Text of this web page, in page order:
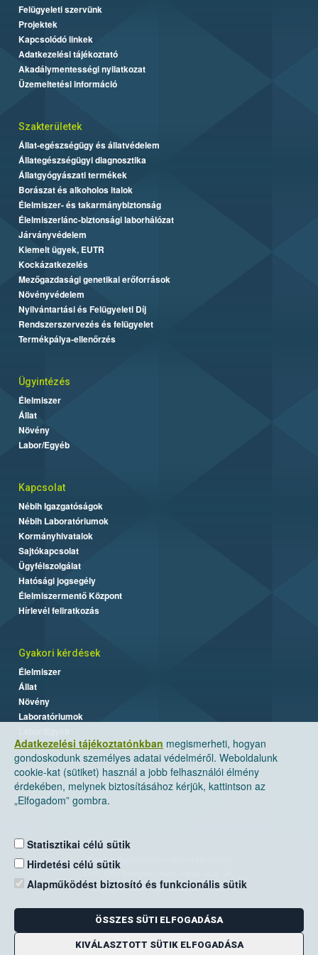
Adatkezelési tájékoztatónkban megismerheti, hogyan
gondoskodunk személyes adatai védelméről. Weboldalunk
cookie-kat (sütiket) használ a jobb felhasználói élmény
érdekében, melynek biztosításához kérjük, kattintson az
„Elfogadom” gombra.
Statisztikai célú sütik
Hirdetési célú sütik
Alapműködést biztosító és funkcionális sütik
ÖSSZES SÜTI ELFOGADÁSA
KIVÁLASZTOTT SÜTIK ELFOGADÁSA
Felügyeleti szervünk
Projektek
Kapcsolódó linkek
Adatkezelési tájékoztató
Akadálymentességi nyilatkozat
Üzemeltetési információ
Szakterületek
Állat-egészségügy és állatvédelem
Állategészségügyi diagnosztika
Állatgyógyászati termékek
Borászat és alkoholos italok
Élelmiszer- és takarmánybiztonság
Élelmiszerlánc-biztonsági laborhálózat
Járványvédelem
Kiemelt ügyek, EUTR
Kockázatkezelés
Mezőgazdasági genetikai erőforrások
Növényvédelem
Nyilvántartási és Felügyeleti Díj
Rendszerszervezés és felügyelet
Termékpálya-ellenőrzés
Ügyintézés
Élelmiszer
Állat
Növény
Labor/Egyéb
Kapcsolat
Nébih Igazgatóságok
Nébih Laboratóriumok
Kormányhivatalok
Sajtókapcsolat
Ügyfélszolgálat
Hatósági jogsegély
Élelmiszermentő Központ
Hírlevél feliratkozás
Gyakori kérdések
Élelmiszer
Állat
Növény
Laboratóriumok
Nemzeti Élelmiszerlánc-biztonsági Hivatal
Levelezési cím: 1525 Budapest. Pf. 30.
E-mail:ugyfelszolgalat@nebih.gov.hu
Zöld szám: 06-80/263-244